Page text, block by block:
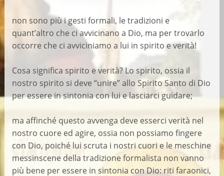
non sono più i gesti formali, le tradizioni e
quant’altro che ci avvicinano a Dio, ma per trovarlo
occorre che ci avviciniamo a lui in spirito e verità!
Cosa significa spirito e verità? Lo spirito, ossia il
nostro spirito si deve “unire” allo Spirito Santo di Dio
per essere in sintonia con lui e lasciarci guidare;
ma affinché questo avvenga deve esserci verità nel
nostro cuore ed agire, ossia non possiamo fingere
con Dio, poiché lui scruta i nostri cuori e le meschine
messinscene della tradizione formalista non vanno
più bene per essere in sintonia con Dio: riti faraonici,